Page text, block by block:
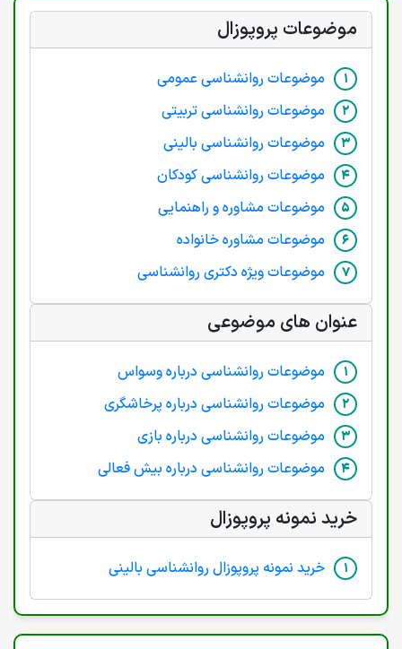
موضوعات پروپوزال
موضوعات روانشناسی عمومی
موضوعات روانشناسی تربیتی
موضوعات روانشناسی بالینی
موضوعات روانشناسی کودکان
موضوعات مشاوره و راهنمایی
موضوعات مشاوره خانواده
موضوعات ویژه دکتری روانشناسی
عنوان های موضوعی
موضوعات روانشناسی درباره وسواس
موضوعات روانشناسی درباره پرخاشگری
موضوعات روانشناسی درباره بازی
موضوعات روانشناسی درباره بیش فعالی
خرید نمونه پروپوزال
خرید نمونه پروپوزال روانشناسی بالینی